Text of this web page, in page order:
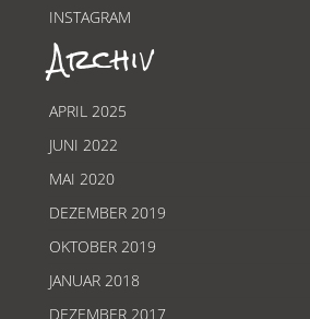
INSTAGRAM
Archiv
APRIL 2025
JUNI 2022
MAI 2020
DEZEMBER 2019
OKTOBER 2019
JANUAR 2018
DEZEMBER 2017